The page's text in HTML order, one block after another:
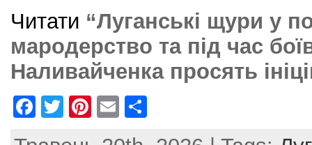
Читати “Луганські щури у
мародерство та під час
Наливайченка просять
F
T
Pi
E